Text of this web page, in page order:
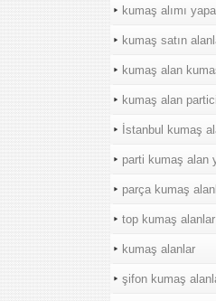
kumaş alımı
kumaş satın
kumaş alan
kumaş alan
İstanbul kumaş
parti kumaş alan
parça kumaş
top kumaş alanlar
kumaş alanlar
şifon kumaş